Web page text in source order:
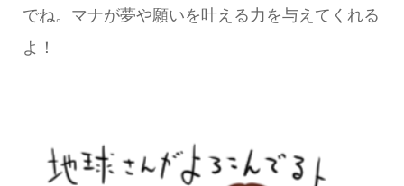
でね。マナが夢や願いを叶える力を与えてくれる
よ！